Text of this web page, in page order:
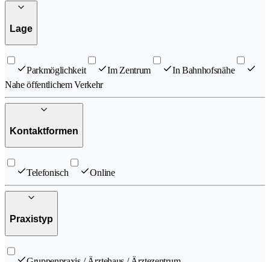
Lage
Parkmöglichkeit Im Zentrum
In Bahnhofsnähe
Nahe öffentlichem Verkehr
Kontaktformen
Telefonisch Online
Praxistyp